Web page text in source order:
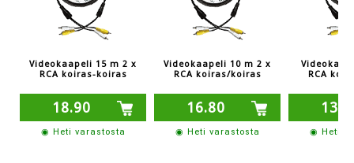
Videokaapeli 15 m 2 x
RCA koiras-koiras
18.90
◉ Heti varastosta
Videokaapeli 10 m 2 x
RCA koiras/koiras
16.80
◉ Heti varastosta
RCA
◉ Heti